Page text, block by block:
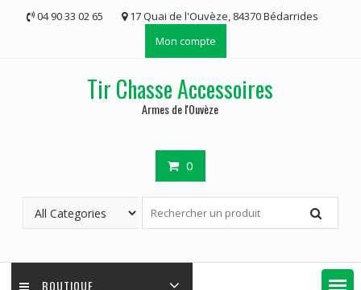
04 90 33 02 65
17 Quai de l'Ouvèze, 84370 Bédarrides
Mon compte
Tir Chasse Accessoires
Armes de l'Ouvèze
0
BOUTIQUE